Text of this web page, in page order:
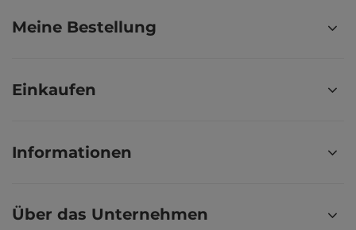
Meine Bestellung
Einkaufen
Informationen
Über das Unternehmen